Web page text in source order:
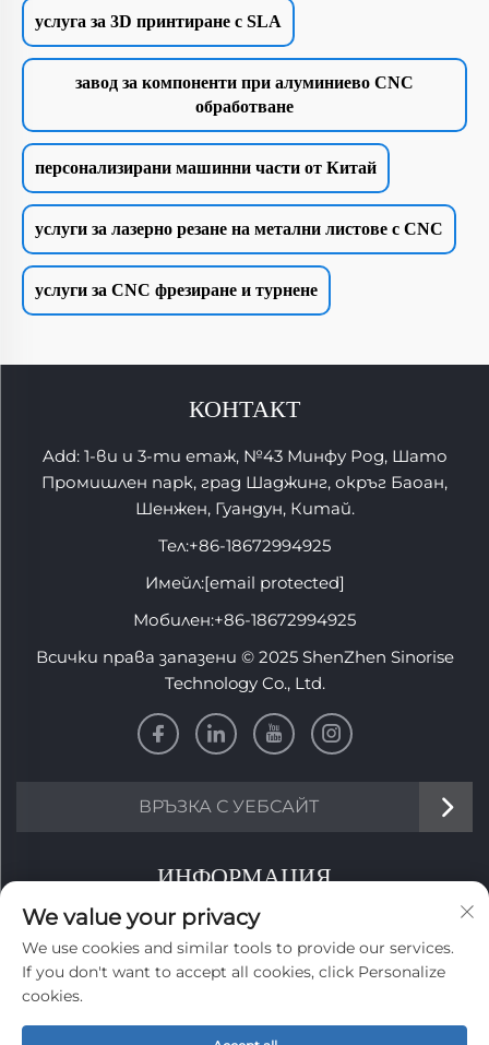
услуга за 3D принтиране с SLA
завод за компоненти при алуминиево CNC
обработване
персонализирани машинни части от Китай
услуги за лазерно резане на метални листове с CNC
услуги за CNC фрезиране и турнене
КОНТАКТ
Add: 1-ви и 3-ти етаж, №43 Минфу Род, Шато
Промишлен парк, град Шаджинг, окръг Баоан,
Шенжен, Гуандун, Китай.
Тел:+86-18672994925
Имейл:[email protected]
Мобилен:+86-18672994925
Всички права запазени © 2025 ShenZhen Sinorise
Technology Co., Ltd.
ВРЪЗКА С УЕБСАЙТ
ИНФОРМАЦИЯ
Запишете се, за да получавате нашия седмичен
бюлетин
We value your privacy
We use cookies and similar tools to provide our services.
If you don't want to accept all cookies, click Personalize
cookies.